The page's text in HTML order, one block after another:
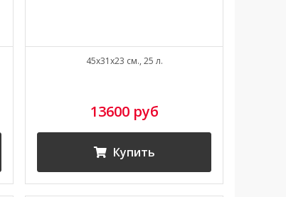
45x31x23 см., 25 л.
13600 руб
Купить